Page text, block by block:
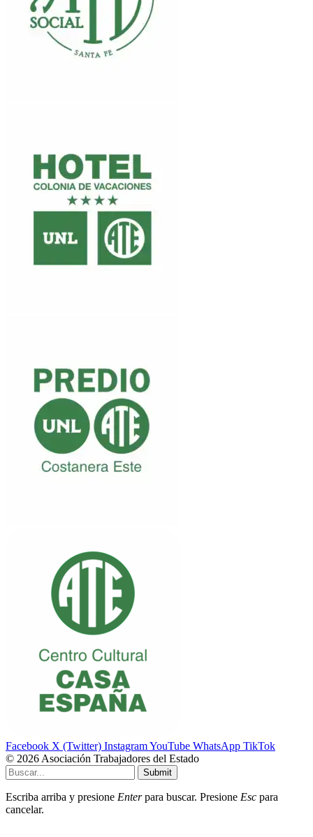
Facebook X (Twitter) InstagramYouTube WhatsApp TikTok
© 2026 Asociación Trabajadores del Estado
Submit
Escriba arriba y presione Enterpara buscar. Presione Esc para
cancelar.